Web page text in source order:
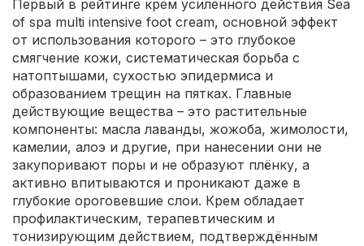
Первый в рейтинге крем усиленного действия Sea
of spa multi intensive foot cream, основной эффект
от использования которого – это глубокое
смягчение кожи, систематическая борьба с
натоптышами, сухостью эпидермиса и
образованием трещин на пятках. Главные
действующие вещества – это растительные
компоненты: масла лаванды, жожоба, жимолости,
камелии, алоэ и другие, при нанесении они не
закупоривают поры и не образуют плёнку, а
активно впитываются и проникают даже в
глубокие ороговевшие слои. Крем обладает
профилактическим, терапевтическим и
тонизирующим действием, подтверждённым